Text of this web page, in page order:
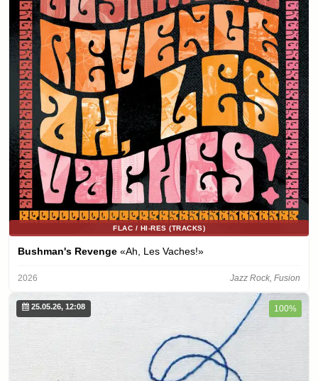
FLAC / HI-RES (TRACKS)
Bushman's Revenge «Ah, Les Vaches!»
2026 Jazz Rock, Fusion
25.05.26, 12:08 100%